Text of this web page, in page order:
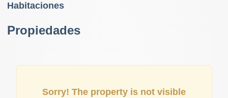
Habitaciones
Propiedades
Sorry! The property is not visible